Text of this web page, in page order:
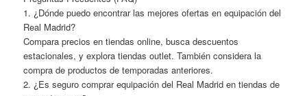
1. ¿Dónde puedo encontrar las mejores ofertas en equipación del
Real Madrid?
Compara precios en tiendas online, busca descuentos
estacionales, y explora tiendas outlet. También considera la
compra de productos de temporadas anteriores.
2. ¿Es seguro comprar equipación del Real Madrid en tiendas de